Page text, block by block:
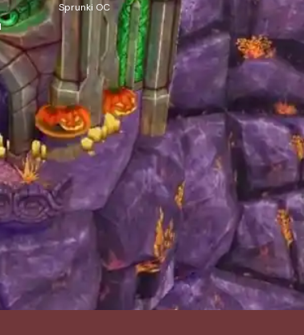
Sprunki OC